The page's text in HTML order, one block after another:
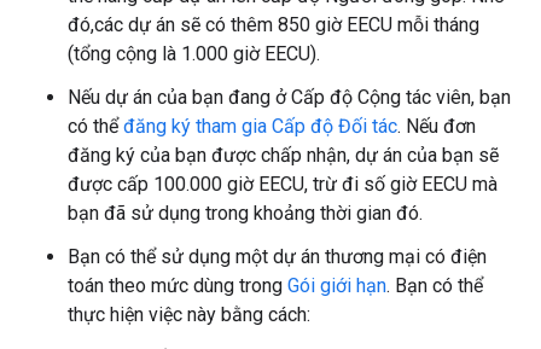
đó,các dự án sẽ có thêm 850 giờ EECU mỗi tháng
(tổng cộng là 1.000 giờ EECU).
Nếu dự án của bạn đang ở Cấp độ Cộng tác viên, bạn
có thểđăng ký tham gia Cấp độ Đối tác. Nếu đơn
đăng ký của bạn được chấp nhận, dự án của bạn sẽ
được cấp 100.000 giờ EECU, trừ đi số giờ EECU mà
bạn đã sử dụng trong khoảng thời gian đó.
Bạn có thể sử dụng một dự án thương mại có điện
toán theo mức dùng trong Gói giới hạn. Bạn có thể
thực hiện việc này bằng cách: